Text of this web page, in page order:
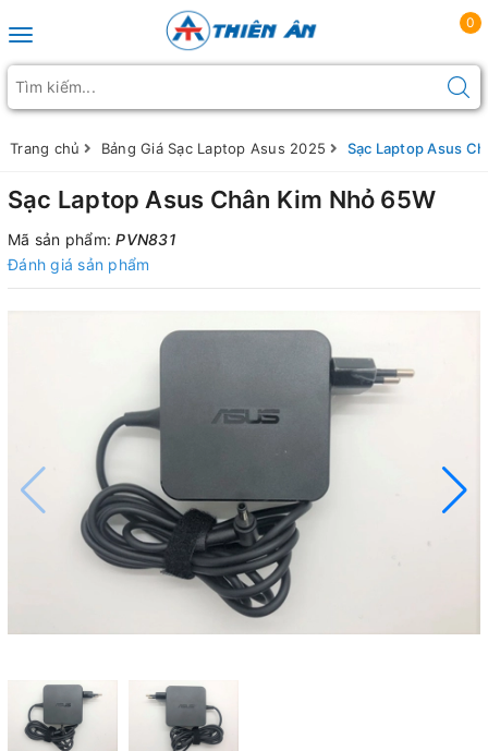
Toggle navigation
0
Trang chủ Bảng Giá Sạc Laptop Asus 2025 Sạc Laptop Asus
Sạc Laptop Asus Chân Kim Nhỏ 65W
Mã sản phẩm:PVN831
Đánh giá sản phẩm